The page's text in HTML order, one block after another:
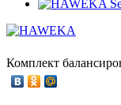
Комплект